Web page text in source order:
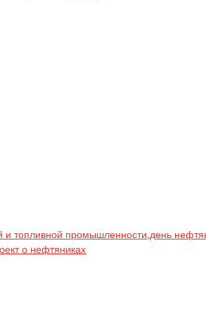
и топливной промышленности день
о нефтяниках